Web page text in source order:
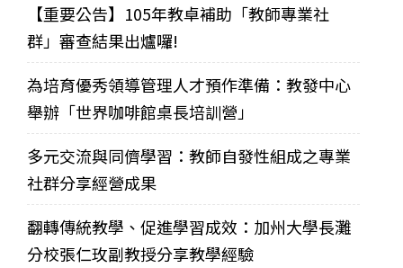
【重要公告】105年教卓補助「教師專業社
群」審查結果出爐囉!
為培育優秀領導管理人才預作準備：教發中心
舉辦「世界咖啡館桌長培訓營」
多元交流與同儕學習：教師自發性組成之專業
社群分享經營成果
翻轉傳統教學、促進學習成效：加州大學長灘
分校張仁玫副教授分享教學經驗